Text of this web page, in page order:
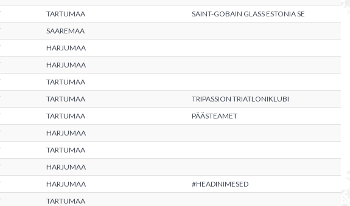
TARTUMAA
SAINT-GOBAIN GLASS ESTONIA SE
SAAREMAA
HARJUMAA
HARJUMAA
TARTUMAA
TARTUMAA
TRIPASSION TRIATLONIKLUBI
TARTUMAA
PÄÄSTEAMET
HARJUMAA
TARTUMAA
HARJUMAA
HARJUMAA
#HEADINIMESED
TARTUMAA